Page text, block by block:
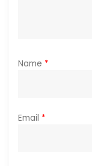
Name *
Email *